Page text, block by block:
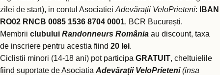
zilei de start), in contul Asociatiei Adevărații VeloPrieteni:
IBAN
RO02 RNCB 0085 1536 8704 0001, BCR București.
Membrii clubului Randonneurs România au discount, taxa
de inscriere pentru acestia fiind 20 lei.
Ciclistii minori (14-18 ani) pot participa GRATUIT, cheltuielile
fiind suportate de Asociatia Adevărații VeloPrieteni(insa